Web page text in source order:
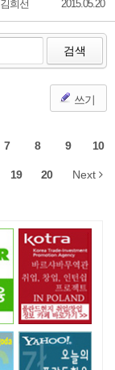
김희선 2015.05.20
검색
쓰기
7 8 9 10
19 20 Next